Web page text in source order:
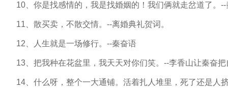
10、你是找感情的，我是找婚姻的！我们俩就走岔道了。--
11、散买卖，不散交情。--离婚典礼贺词。
12、人生就是一场修行。--秦奋语
13、把我种在花盆里，我天天对你们笑。--李香山让秦奋把
14、什么呀，整个一大通铺。活着扎人堆里，死了还是人